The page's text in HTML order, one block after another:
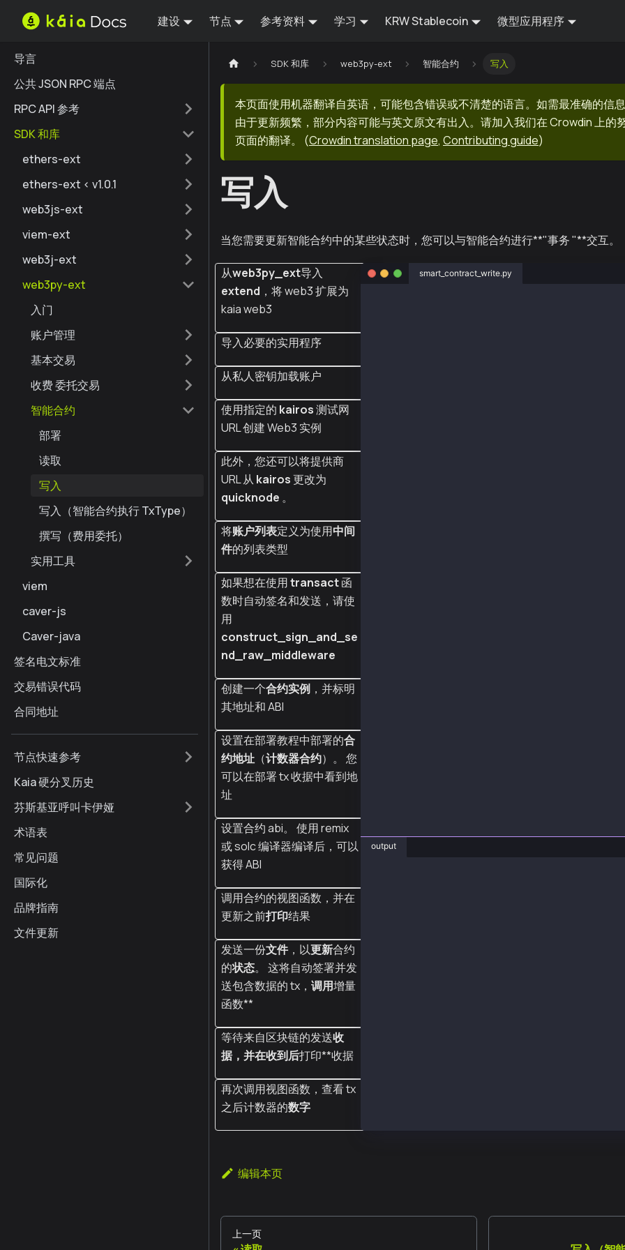
建设 节点 参考资料 学习 KRW Stablecoin 微型应用程序
导言
公共 JSON RPC 端点
RPC API 参考
SDK 和库
ethers-ext
ethers-ext < v1.0.1
web3js-ext
viem-ext
web3j-ext
web3py-ext
入门
账户管理
基本交易
收费 委托交易
智能合约
部署
读取
写入
写入（智能合约执行 TxType）
撰写（费用委托）
实用工具
viem
caver-js
Caver-java
签名电文标准
交易错误代码
合同地址
节点快速参考
Kaia 硬分叉历史
芬斯基亚呼叫卡伊娅
术语表
常见问题
国际化
品牌指南
文件更新
SDK 和库 web3py-ext 智能合约 写入
本页面使用机器翻译自英语，可能包含错误或不清楚的语言。如需最准确的信息
由于更新频繁，部分内容可能与英文原文有出入。请加入我们在 Crowdin 上的
页面的翻译。
(Crowdin translation page, Contributing guide)
写入
当您需要更新智能合约中的某些状态时，您可以与智能合约进行**"事务 "**交互。
从web3py_ext导入
extend ，将 web3 扩展为
kaia web3
导入必要的实用程序
从私人密钥加载账户
使用指定的 kairos测试网
URL 创建 Web3 实例
此外，您还可以将提供商
URL 从 kairos更改为
quicknode 。
将账户列表定义为使用中间
件的列表类型
如果想在使用transact函
数时自动签名和发送，请使
用
construct_sign_and_se
nd_raw_middleware
创建一个合约实例 ，并标明
其地址和 ABI
设置在部署教程中部署的合
约地址 （计数器合约）。 您
可以在部署 tx 收据中看到地
址
设置合约 abi。 使用 remix
或 solc 编译器编译后，可以
获得 ABI
调用合约的视图函数，并在
更新之前打印结果
发送一份文件，以更新合约
的状态。 这将自动签署并发
送包含数据的 tx， 调用增量
函数**
等待来自区块链的发送收
据，并在收到后打印**收据
再次调用视图函数，查看 tx
之后计数器的数字
smart_contract_write.py
output
编辑本页
上一页